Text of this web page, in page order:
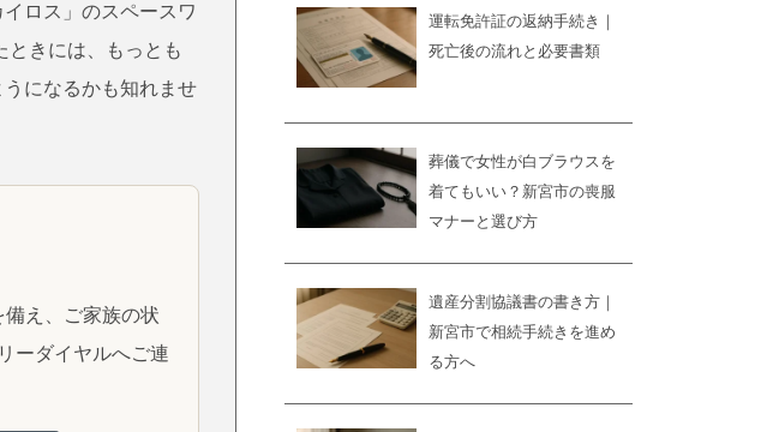
ロス」のスペースワ
ときには、もっとも
になるかも知れませ
え、ご家族の状
ーダイヤルへご連
運転免許証の返納手続き｜
死亡後の流れと必要書類
葬儀で女性が白ブラウスを
着てもいい？新宮市の喪服
マナーと選び方
遺産分割協議書の書き方｜
新宮市で相続手続きを進め
る方へ